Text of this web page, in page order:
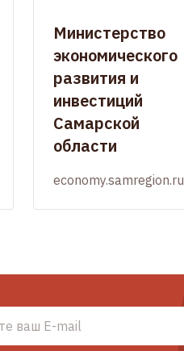
Министерство
экономического
развития и
инвестиций
Самарской
области
economy.samregion.ru